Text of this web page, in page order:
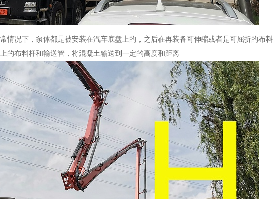
情况下，泵体都是被安装在汽车底盘上的，之后在再装备可伸缩或者是可屈折的布料
的布料杆和输送管，将混凝土输送到一定的高度和距离